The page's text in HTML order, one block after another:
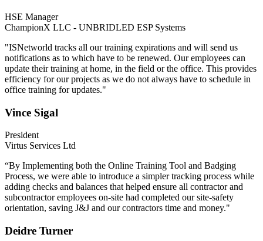
HSE Manager
ChampionX LLC - UNBRIDLED ESP Systems
"ISNetworld tracks all our training expirations and will send us
notifications as to which have to be renewed. Our employees can
update their training at home, in the field or the office. This provides
efficiency for our projects as we do not always have to schedule in
office training for updates."
Vince Sigal
President
Virtus Services Ltd
“By Implementing both the Online Training Tool and Badging
Process, we were able to introduce a simpler tracking process while
adding checks and balances that helped ensure all contractor and
subcontractor employees on-site had completed our site-safety
orientation, saving J&J and our contractors time and money."
Deidre Turner